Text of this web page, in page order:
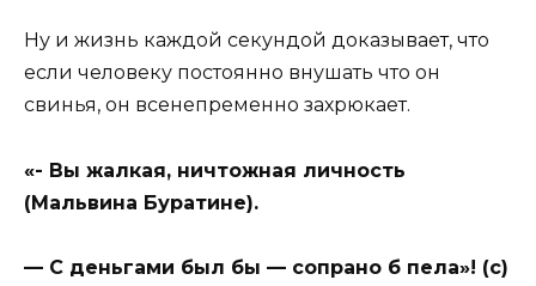
Ну и жизнь каждой секундой доказывает, что
если человеку постоянно внушать что он
свинья, он всенепременно захрюкает.
«- Вы жалкая, ничтожная личность
(Мальвина Буратине).
— С деньгами был бы — сопрано б пела»! (с)